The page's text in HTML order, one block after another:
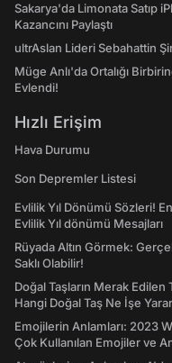
Sakarya'da Limonata Satıp
Kazancını Paylaştı
ultrAslan Lideri Sebahattin
Müge Anlı'da Ortalığı
Evlendi!
Hızlı Erişim
Hava Durumu
Son Depremler Listesi
Evlilik Yıl Dönümü Sözleri!
Evlilik Yıl dönümü Mesajları
Rüyada Altın Görmek:
Saklı Olabilir!
Doğal Taşların Merak
Hangi Doğal Taş Ne İşe
Emojilerin Anlamları: 2023
Çok Kullanılan Emojiler ve